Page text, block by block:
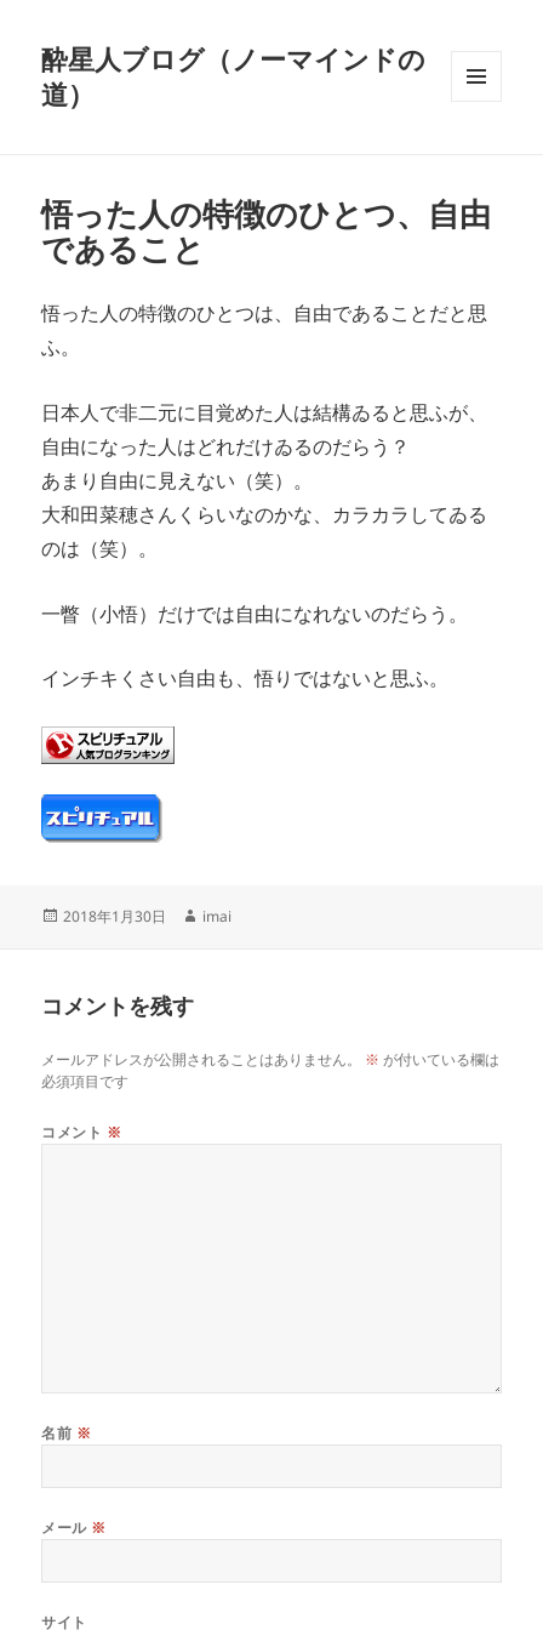
酔星人ブログ（ノーマインドの
道）
悟った人の特徴のひとつ、自由
であること
悟った人の特徴のひとつは、自由であることだと思
ふ。
日本人で非二元に目覚めた人は結構ゐると思ふが、
自由になった人はどれだけゐるのだらう？
あまり自由に見えない（笑）。
大和田菜穂さんくらいなのかな、カラカラしてゐる
のは（笑）。
一瞥（小悟）だけでは自由になれないのだらう。
インチキくさい自由も、悟りではないと思ふ。
投
2018年1月30日
作
imai
コメントを残す
メールアドレスが公開されることはありません。 ※ が付いている欄は
必須項目です
コメント ※
名前 ※
メール ※
サイト